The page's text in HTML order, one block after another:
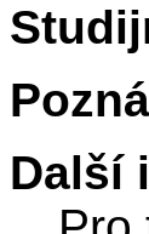
Další